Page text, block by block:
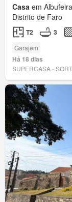
Casa em
Distrito de Faro
T2 3
Garajem
Há 18 dias
SUPERCASA -